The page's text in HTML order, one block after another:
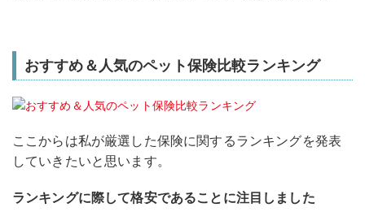
おすすめ＆人気のペット保険比較ランキング
ここからは私が厳選した保険に関するランキングを発表
していきたいと思います。
ランキングに際して格安であることに注目しました